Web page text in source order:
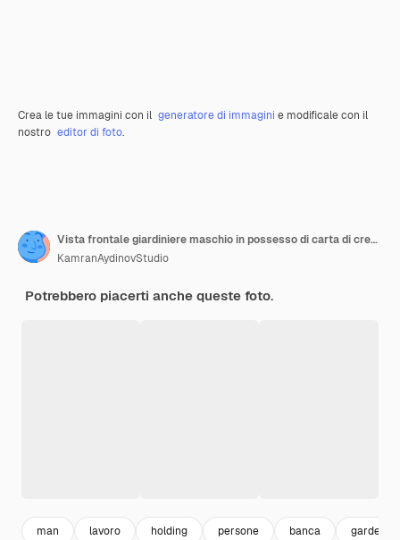
Crea le tue immagini con il generatore di immagini e modificale con il
nostro editor di foto.
Vista frontale giardiniere maschio in possesso di carta di credito in salto su un muro bianco lavoro giardino lavoro fiore terreno uniforme denaro suolo
KamranAydinovStudio
Potrebbero piacerti anche queste foto.
man lavoro holding persone banca gardener